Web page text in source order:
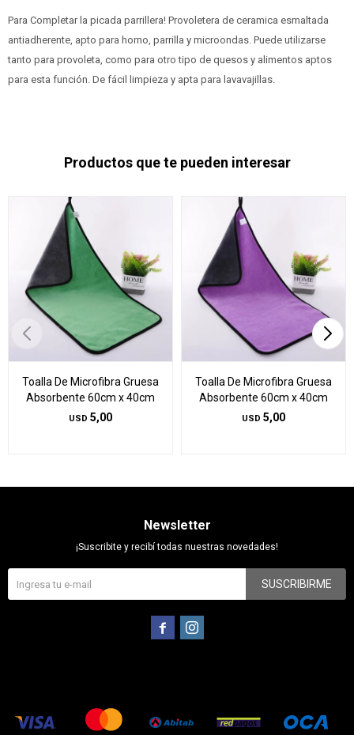
Para Completar la picada parrillera! Provoletera de ceramica esmaltada
antiadherente, apto para horno, parrilla y microondas. Puede utilizarse
tanto para provoleta, como para otro tipo de quesos y alimentos aptos
para esta función. De fácil limpieza y apta para lavavajillas.
Productos que te pueden interesar
Toalla De Microfibra Gruesa
Absorbente 60cm x 40cm
USD 5,00
Toalla De Microfibra Gruesa
Absorbente 60cm x 40cm
USD 5,00
Newsletter
¡Suscribite y recibí todas nuestras novedades!
SUSCRIBIRME
 